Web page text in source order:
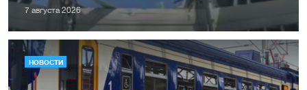
7 августа 2026
НОВОСТИ